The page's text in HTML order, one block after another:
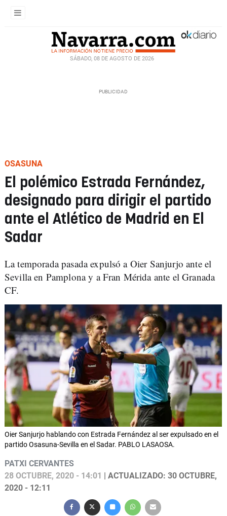
SÁBADO, 08 DE AGOSTO DE 2026
OSASUNA
El polémico Estrada Fernández,
designado para dirigir el partido
ante el Atlético de Madrid en El
Sadar
La temporada pasada expulsó a Oier Sanjurjo ante el
Sevilla en Pamplona y a Fran Mérida ante el Granada
CF.
Oier Sanjurjo hablando con Estrada Fernández al ser expulsado en el
partido Osasuna-Sevilla en el Sadar. PABLO LASAOSA.
PATXI CERVANTES
28 OCTUBRE, 2020 - 14:01
| ACTUALIZADO: 30 OCTUBRE,
2020 - 12:11